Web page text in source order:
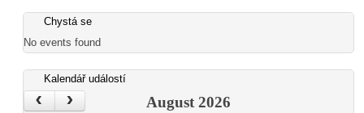
Chystá se
No events found
Kalendář událostí
‹ › August 2026